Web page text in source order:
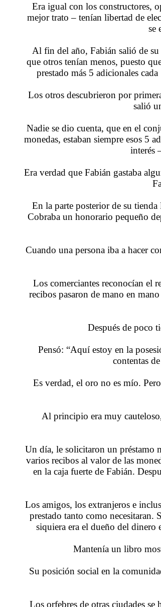
Era igual con los constructores,
mejor trato – tenían libertad de
se
Al fin del año, Fabián salió de
que otros tenían menos, puesto
prestado más 5 adicionales
Los otros descubrieron por
salió
Nadie se dio cuenta, que en el
monedas, estaban siempre esos 5
interés
Era verdad que Fabián gastaba
En la parte posterior de su
Cobraba un honorario pequeño
Cuando una persona iba a hacer
Los comerciantes reconocían el
recibos pasaron de mano en
Después de poco
Pensó: “Aquí estoy en la
contentas
Es verdad, el oro no es mío.
Al principio era muy
Un día, le solicitaron un préstamo
varios recibos al valor de las
en la caja fuerte de Fabián.
Los amigos, los extranjeros e
prestado tanto como necesitaran.
siquiera era el dueño del dinero
Mantenía un libro
Su posición social en la
Los orfebres de otras ciudades